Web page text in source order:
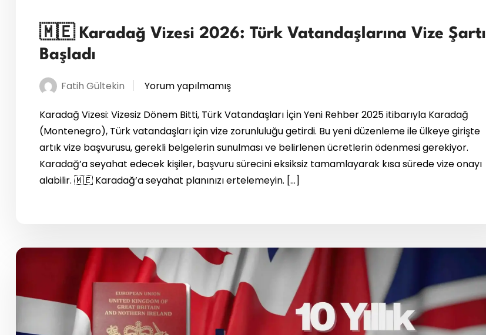
🇲🇪 Karadağ Vizesi 2026: Türk Vatandaşlarına Vize Şartı
Başladı
Fatih Gültekin Yorum yapılmamış
Karadağ Vizesi: Vizesiz Dönem Bitti, Türk Vatandaşları İçin Yeni Rehber 2025 itibarıyla Karadağ
(Montenegro), Türk vatandaşları için vize zorunluluğu getirdi. Bu yeni düzenleme ile ülkeye girişte
artık vize başvurusu, gerekli belgelerin sunulması ve belirlenen ücretlerin ödenmesi gerekiyor.
Karadağ’a seyahat edecek kişiler, başvuru sürecini eksiksiz tamamlayarak kısa sürede vize onayı
alabilir. 🇲🇪 Karadağ’a seyahat planınızı ertelemeyin. […]